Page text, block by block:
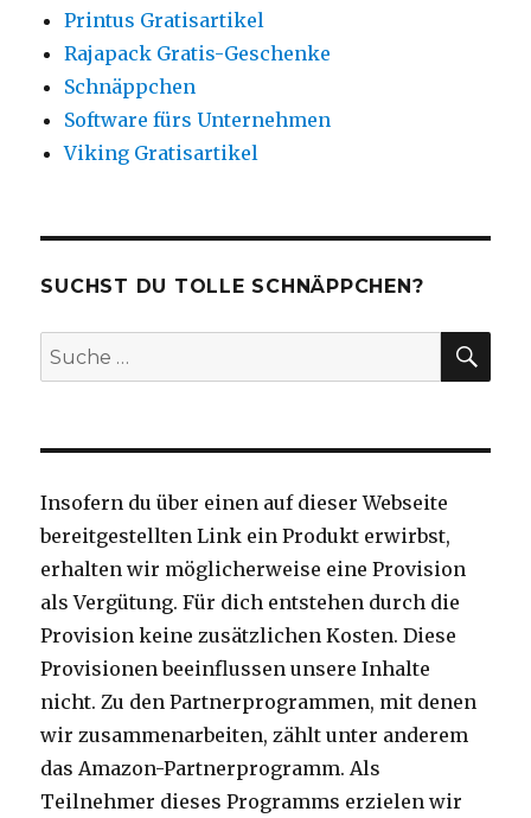
Printus Gratisartikel
Rajapack Gratis-Geschenke
Schnäppchen
Software fürs Unternehmen
Viking Gratisartikel
SUCHST DU TOLLE SCHNÄPPCHEN?
Suche
nach:
Insofern du über einen auf dieser Webseite
bereitgestellten Link ein Produkt erwirbst,
erhalten wir möglicherweise eine Provision
als Vergütung. Für dich entstehen durch die
Provision keine zusätzlichen Kosten. Diese
Provisionen beeinflussen unsere Inhalte
nicht. Zu den Partnerprogrammen, mit denen
wir zusammenarbeiten, zählt unter anderem
das Amazon-Partnerprogramm. Als
Teilnehmer dieses Programms erzielen wir